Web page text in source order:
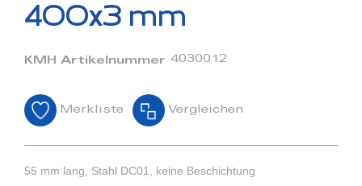
springen
400x3 mm
KMH Artikelnummer 4030012
Merkliste Vergleichen
55 mm lang, Stahl DC01, keine Beschichtung